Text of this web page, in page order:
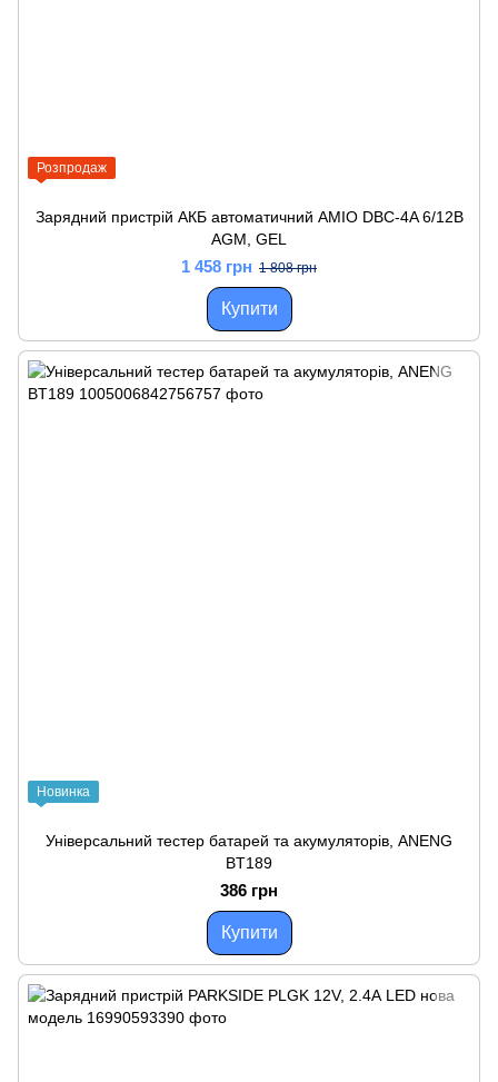
Розпродаж
Зарядний пристрій АКБ автоматичний AMIO DBC-4A 6/12В
AGM, GEL
1 458 грн 1 808 грн
Купити
Новинка
Універсальний тестер батарей та акумуляторів, ANENG
BT189
386 грн
Купити